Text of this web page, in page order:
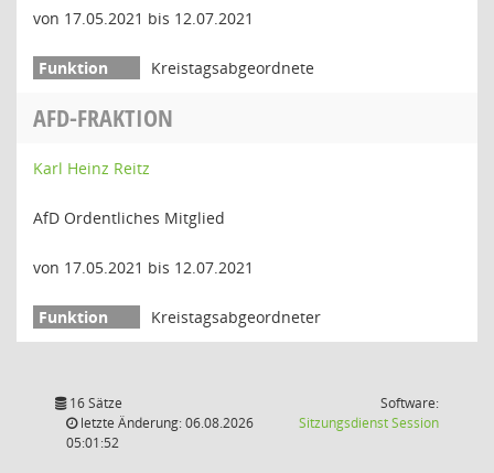
von 17.05.2021 bis 12.07.2021
Kreistagsabgeordnete
AFD-FRAKTION
Karl Heinz Reitz
AfD Ordentliches Mitglied
von 17.05.2021 bis 12.07.2021
Kreistagsabgeordneter
16 Sätze
letzte Änderung: 06.08.2026
05:01:52
Software:
SitzungsdienstSession(Wird in